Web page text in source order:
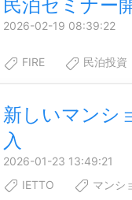
民泊セミナー
2026-02-19 08:39:22
FIRE 民泊投資
新しいマンシ
入
2026-01-23 13:49:21
IETTO マンシ